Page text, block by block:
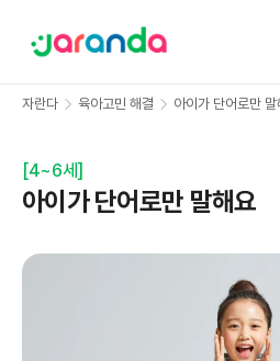
자란다 육아고민 해결 아이가 단어로만 말
[4~6세 ]
아이가 단어로만 말해요